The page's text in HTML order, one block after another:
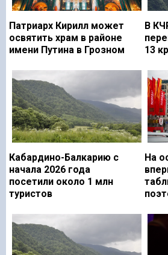
Патриарх Кирилл может
освятить храм в районе
имени Путина в Грозном
В
13
Кабардино-Балкарию с
начала 2026 года
посетили около 1 млн
туристов
На